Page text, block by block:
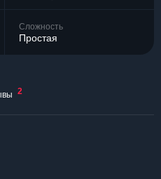
Сложность
Простая
2